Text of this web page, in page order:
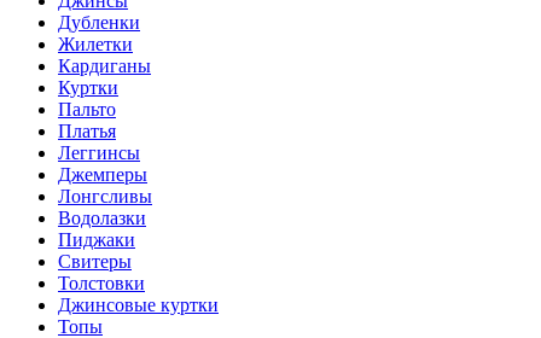
Дубленки
Жилетки
Кардиганы
Куртки
Пальто
Платья
Леггинсы
Джемперы
Лонгсливы
Водолазки
Пиджаки
Свитеры
Толстовки
Джинсовые куртки
Топы